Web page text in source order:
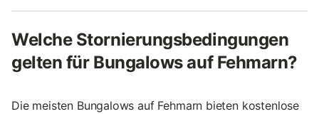
Welche Stornierungsbedingungen
gelten für Bungalows auf Fehmarn?
Die meisten Bungalows auf Fehmarn bieten kostenlose